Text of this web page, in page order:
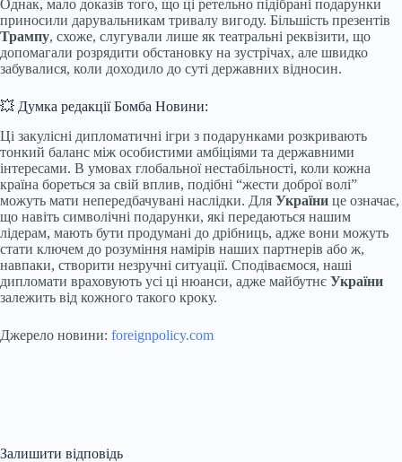
Однак, мало доказів того, що ці ретельно підібрані подарунки
приносили дарувальникам тривалу вигоду. Більшість презентів
Трампу, схоже, слугували лише як театральні реквізити, що
допомагали розрядити обстановку на зустрічах, але швидко
забувалися, коли доходило до суті державних відносин.
💥 Думка редакції Бомба Новини:
Ці закулісні дипломатичні ігри з подарунками розкривають
тонкий баланс між особистими амбіціями та державними
інтересами. В умовах глобальної нестабільності, коли кожна
країна бореться за свій вплив, подібні “жести доброї волі”
можуть мати непередбачувані наслідки. Для України це означає,
що навіть символічні подарунки, які передаються нашим
лідерам, мають бути продумані до дрібниць, адже вони можуть
стати ключем до розуміння намірів наших партнерів або ж,
навпаки, створити незручні ситуації. Сподіваємося, наші
дипломати враховують усі ці нюанси, адже майбутнє України
залежить від кожного такого кроку.
Джерело новини: foreignpolicy.com
Залишити відповідь